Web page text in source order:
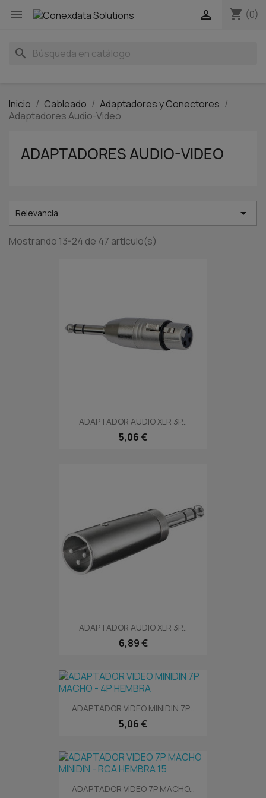
 shopping_cart (0)

search
Inicio Cableado
Adaptadores y Conectores
Adaptadores Audio-Video
ADAPTADORES AUDIO-VIDEO
Relevancia 
Mostrando 13-24 de 47 artículo(s)
ADAPTADOR AUDIO XLR 3P...
5,06 €
ADAPTADOR AUDIO XLR 3P...
6,89 €
ADAPTADOR VIDEO MINIDIN 7P...
5,06 €
ADAPTADOR VIDEO 7P MACHO...